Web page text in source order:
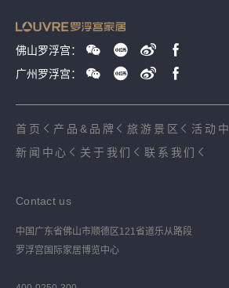
佛山罗浮宫：
广州罗浮宫：
首页 产品&品牌 旅游景区 活动
新闻中心
关于我们 联系我们
Contact us
中国广东省佛山市顺德区121省道乐从路段
罗浮宫国际家居博览中心